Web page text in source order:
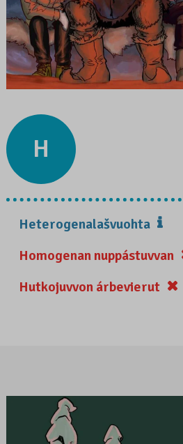
H
Heterogenalašvuohta
Homogenan nuppástuvvan
Hutkojuvvon árbevierut